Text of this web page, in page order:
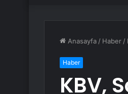
Anasayfa / Haber /
Haber
KBV,